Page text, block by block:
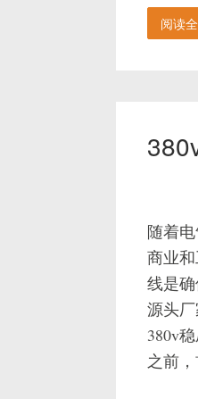
阅读
随着
商业
线是
源头
380v
之前